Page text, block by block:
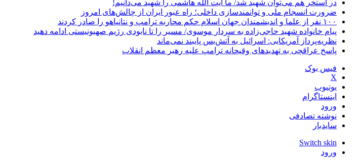
در استخر هم می‌توان شهید شد/ ما آیت الله هاشمی را شهید می‌دانیم!
ضرورت انسجام ملی و توانمندسازی داخلی؛ راه عبور ایران از چالش‌های امروز
۱۰۰ نفر از علما و اندیشمندان جهان اسلام حکم محاربه ترامپ و نتانیاهو را صادر کردند
پیام خانواده شهید حاجی‌زاده به سردار موسوی/ مسیر را تا نابودی رژیم صهیونیستی ادامه دهید
نظریه‌پرداز آمریکایی: اسرائیل به آتش‌بس پایبند نمی‌ماند
پاسخ عراقچی به تهدیدهای وقیحانه ترامپ علیه رهبر معظم انقلاب
فیس بوک
X
یوتیوب
اینستاگرام
ورود
نوشته تصادفی
سایدبار
Switch skin
ورود